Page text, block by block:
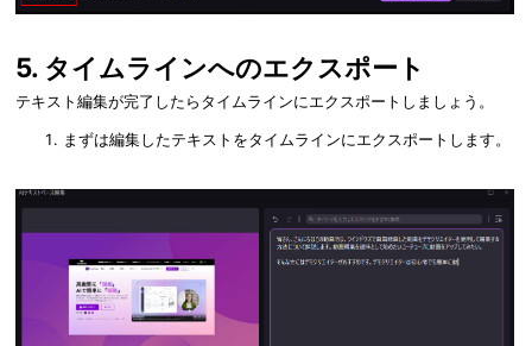
5. タイムラインへのエクスポート
テキスト編集が完了したらタイムラインにエクスポートしましょう。
まずは編集したテキストをタイムラインにエクスポートします。